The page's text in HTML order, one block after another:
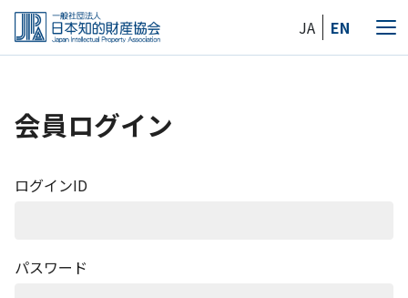
Skip
the
JA EN
メ
会員ログイン
ログインID
パスワード